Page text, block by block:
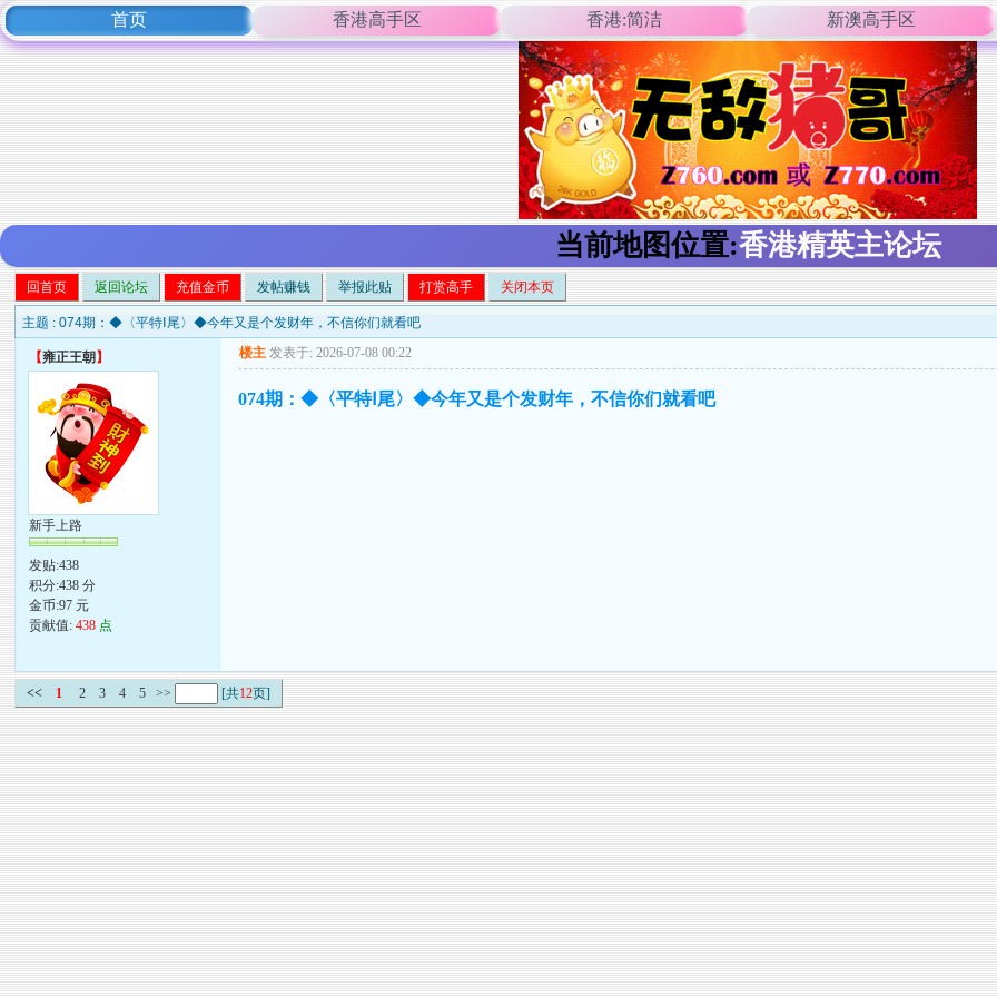
首页 香港高手区 香港:简洁 新澳高手区
当前地图位置:香港精英主论坛
回首页 返回论坛 充值金币 发帖赚钱 举报此贴 打赏高手 关闭本页
主题 :074期：◆〈平特Ⅰ尾〉◆今年又是个发财年，不信你们就看吧
【雍正王朝 】
新手上路
发贴:438
积分:438 分
金币:97 元
贡献值:438 点
楼主 发表于: 2026-07-08 00:22
074期：◆〈平特Ⅰ尾〉◆今年又是个发财年，不信你们就看吧
<< 1 2 3 4 5 >> [共12页]